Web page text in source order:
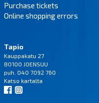
Purchase tickets
Online shopping errors
Tapio
Kauppakatu 27
80100 JOENSUU
puh. 040 7092 760
Katso kartalta